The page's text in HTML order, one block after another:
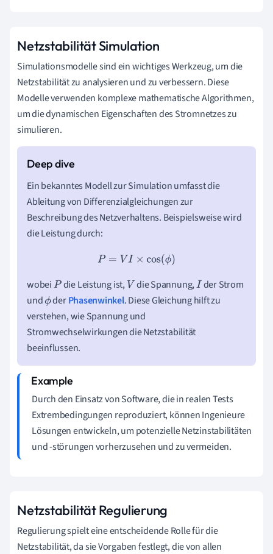
Netzstabilität Simulation
Simulationsmodelle sind ein wichtiges Werkzeug, um die
Netzstabilität zu analysieren und zu verbessern. Diese
Modelle verwenden komplexe mathematische Algorithmen,
um die dynamischen Eigenschaften des Stromnetzes zu
simulieren.
Ein bekanntes Modell zur Simulation umfasst die
Ableitung von Differenzialgleichungen zur
Beschreibung des Netzverhaltens. Beispielsweise wird
die Leistung durch:
P =VI× cos(ϕ)
wobeiP die Leistung ist, V die Spannung,I der Strom
undϕderPhasenwinkel. Diese Gleichung hilft zu
verstehen, wie Spannung und
Stromwechselwirkungen die Netzstabilität
beeinflussen.
Durch den Einsatz von Software, die in realen Tests
Extrembedingungen reproduziert, können Ingenieure
Lösungen entwickeln, um potenzielle Netzinstabilitäten
und -störungen vorherzusehen und zu vermeiden.
Netzstabilität Regulierung
Regulierung spielt eine entscheidende Rolle für die
Netzstabilität, da sie Vorgaben festlegt, die von allen